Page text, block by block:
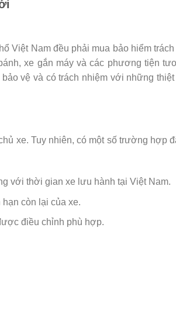
Việt Nam đều phải mua bảo hiểm
xe gắn máy và các phương tiện
vệ và có trách nhiệm với những
xe. Tuy nhiên, có một số trường hợp
với thời gian xe lưu hành tại Việt Nam.
còn lại của xe.
điều chỉnh phù hợp.